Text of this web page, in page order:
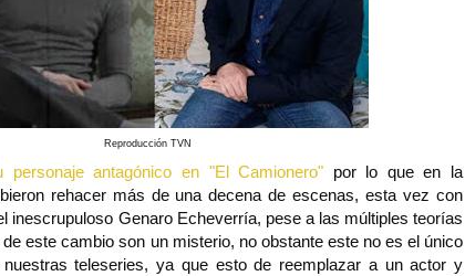
Reproducción TVN
personaje antagónico en "El Camionero" por lo que en la
rehacer más de una decena de escenas, esta vez con
inescrupuloso Genaro Echeverría, pese a las múltiples teorías
este cambio son un misterio, no obstante este no es el único
teleseries, ya que esto de reemplazar a un actor y